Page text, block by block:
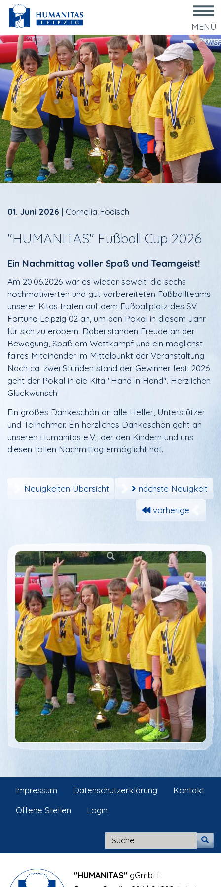
MENÜ
01. Juni 2026 | Cornelia Födisch
"HUMANITAS" Fußball Cup 2026
Ein Nachmittag voller Spaß und Teamgeist!
Am 20.06.2026 war es wieder soweit: die sechs
hochmotivierten und gut vorbereiteten Fußballteams
unserer Kitas traten auf dem Fußballplatz des SV
Fortuna Leipzig 02 an, um den Pokal in diesem Jahr
für sich zu erobern. Dabei standen Freude an der
Bewegung, Spaß am Wettkampf und ein möglichst
faires Miteinander im Mittelpunkt der Veranstaltung.
Nach ca. zwei Stunden stand der Gewinner fest: 2026
geht der Pokal in die Kita "Hand in Hand". Herzlichen
Glückwunsch!
Ein großes Dankeschön an alle Helfer, Unterstützer
und Teilnehmer. Ein herzliches Dankeschön geht an
unseren Humanitas e.V., der den Kindern und uns
diesen tollen Nachmittag ermöglicht hat.
Neuigkeiten Übersicht nächste Neuigkeit
vorherige
Impressum Datenschutzerklärung
Kontakt
Offene Stellen
Login
"HUMANITAS" gGmbH